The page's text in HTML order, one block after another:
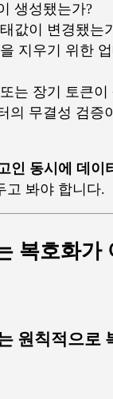
생성됐는가?
값이 변경됐는
지우기 위한
는 장기 토큰이
의 무결성 검증
인 동시에 데이
고 봐야 합니다.
복호화가
원칙적으로